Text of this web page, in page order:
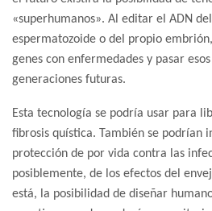
«superhumanos». Al editar el ADN
espermatozoide o del propio
genes con enfermedades y pasar
generaciones futuras.
Esta tecnología se podría usar para
fibrosis quística. También se podrían
protección de por vida contra las
posiblemente, de los efectos del
está, la posibilidad de diseñar